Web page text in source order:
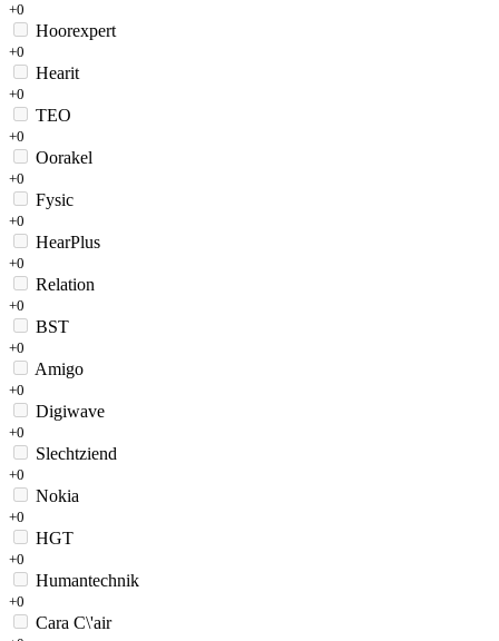
+0
Hoorexpert
+0
Hearit
+0
TEO
+0
Oorakel
+0
Fysic
+0
HearPlus
+0
Relation
+0
BST
+0
Amigo
+0
Digiwave
+0
Slechtziend
+0
Nokia
+0
HGT
+0
Humantechnik
+0
Cara C\'air